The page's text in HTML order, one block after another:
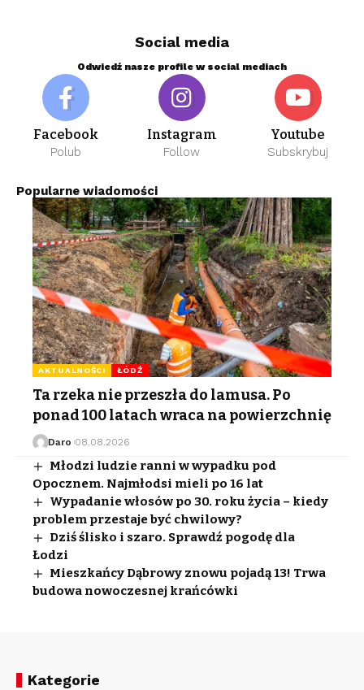
Social media
Odwiedź nasze profile w social mediach
Facebook
Polub
Instagram
Follow
Youtube
Subskrybuj
Popularne wiadomości
AKTUALNOŚCI ŁÓDŹ
Ta rzeka nie przeszła do lamusa. Po
ponad 100 latach wraca na powierzchnię
Daro 08.08.2026
Młodzi ludzie ranni w wypadku pod
Opocznem. Najmłodsi mieli po 16 lat
Wypadanie włosów po 30. roku życia – kiedy
problem przestaje być chwilowy?
Dziś ślisko i szaro. Sprawdź pogodę dla
Łodzi
Mieszkańcy Dąbrowy znowu pojadą 13! Trwa
budowa nowoczesnej krańcówki
Kategorie